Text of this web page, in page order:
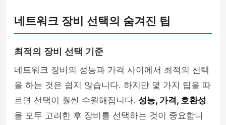
네트워크 장비 선택의 숨겨진 팁
최적의 장비 선택 기준
네트워크 장비의 성능과 가격 사이에서 최적의 선택
을 하는 것은 쉽지 않습니다. 하지만 몇 가지 팁을 따
르면 선택이 훨씬 수월해집니다. 성능, 가격, 호환성
을 모두 고려한 후 장비를 선택하는 것이 중요합니